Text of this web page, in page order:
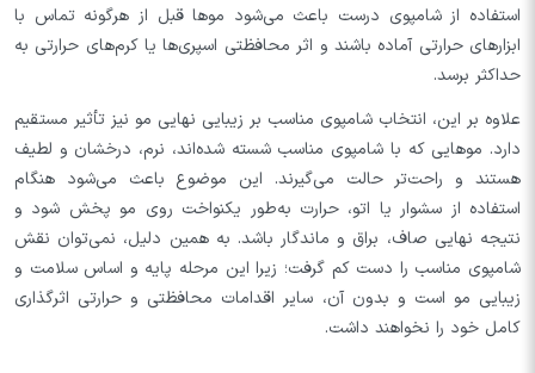
استفاده از شامپوی درست باعث می‌شود موها قبل از هرگونه تماس با
ابزارهای حرارتی آماده باشند و اثر محافظتی اسپری‌ها یا کرم‌های حرارتی به
حداکثر برسد.
علاوه بر این، انتخاب شامپوی مناسب بر زیبایی نهایی مو نیز تأثیر مستقیم
دارد. موهایی که با شامپوی مناسب شسته شده‌اند، نرم، درخشان و لطیف
هستند و راحت‌تر حالت می‌گیرند. این موضوع باعث می‌شود هنگام
استفاده از سشوار یا اتو، حرارت به‌طور یکنواخت روی مو پخش شود و
نتیجه نهایی صاف، براق و ماندگار باشد. به همین دلیل، نمی‌توان نقش
شامپوی مناسب را دست کم گرفت؛ زیرا این مرحله پایه و اساس سلامت و
زیبایی مو است و بدون آن، سایر اقدامات محافظتی و حرارتی اثرگذاری
کامل خود را نخواهند داشت.